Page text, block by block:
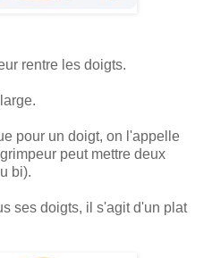
rentre les doigts.
pour un doigt, on l'appelle
peut mettre deux
bi).
ses doigts, il s'agit d'un plat